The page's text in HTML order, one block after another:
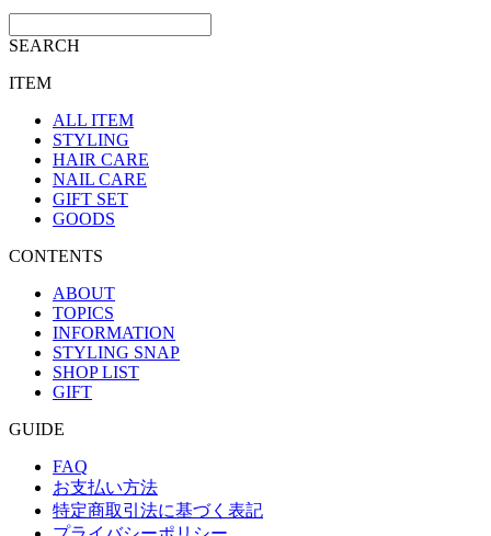
SEARCH
ITEM
ALL ITEM
STYLING
HAIR CARE
NAIL CARE
GIFT SET
GOODS
CONTENTS
ABOUT
TOPICS
INFORMATION
STYLING SNAP
SHOP LIST
GIFT
GUIDE
FAQ
お支払い方法
特定商取引法に基づく表記